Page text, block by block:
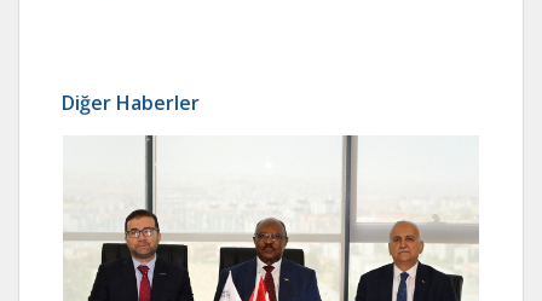
Diğer Haberler